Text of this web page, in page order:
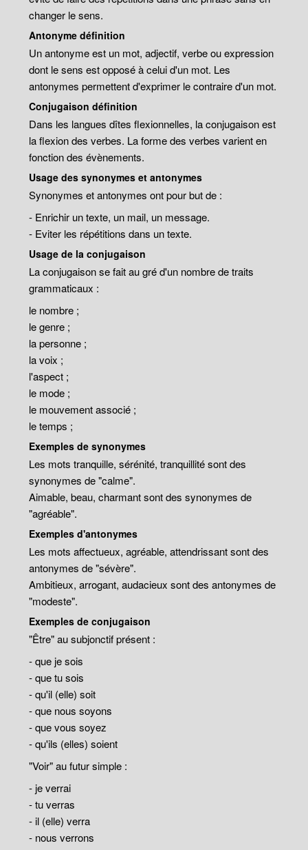
changer le sens.
Antonyme définition
Un antonyme est un mot, adjectif, verbe ou expression
dont le sens est opposé à celui d'un mot. Les
antonymes permettent d'exprimer le contraire d'un mot.
Conjugaison définition
Dans les langues dîtes flexionnelles, la conjugaison est
la flexion des verbes. La forme des verbes varient en
fonction des évènements.
Usage des synonymes et antonymes
Synonymes et antonymes ont pour but de :
- Enrichir un texte, un mail, un message.
- Eviter les répétitions dans un texte.
Usage de la conjugaison
La conjugaison se fait au gré d'un nombre de traits
grammaticaux :
le nombre ;
le genre ;
la personne ;
la voix ;
l'aspect ;
le mode ;
le mouvement associé ;
le temps ;
Exemples de synonymes
Les mots tranquille, sérénité, tranquillité sont des
synonymes de "calme".
Aimable, beau, charmant sont des synonymes de
"agréable".
Exemples d'antonymes
Les mots affectueux, agréable, attendrissant sont des
antonymes de "sévère".
Ambitieux, arrogant, audacieux sont des antonymes de
"modeste".
Exemples de conjugaison
"Être" au subjonctif présent :
- que je sois
- que tu sois
- qu'il (elle) soit
- que nous soyons
- que vous soyez
- qu'ils (elles) soient
"Voir" au futur simple :
- je verrai
- tu verras
- il (elle) verra
- nous verrons